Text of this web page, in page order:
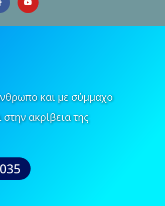
και με σύμμαχο
ακρίβεια της